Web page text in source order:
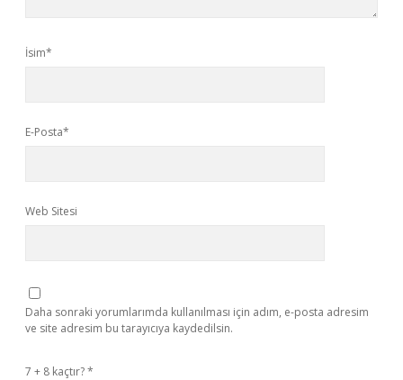
İsim*
E-Posta*
Web Sitesi
Daha sonraki yorumlarımda kullanılması için adım, e-posta adresim
ve site adresim bu tarayıcıya kaydedilsin.
7 + 8 kaçtır?*